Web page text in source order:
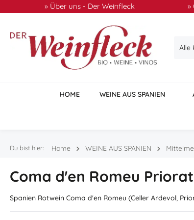
Hauptinhalt springen
Zur Suche springen
Zur Hauptnavigation springen
» Über uns - Der Weinfleck »
Alle
HOME WEINE AUS SPANIEN
Du bist hier: Home WEINE AUS SPANIEN
Coma d'en Romeu
Spanien Rotwein Coma d'en Romeu (Celler Ardevol,